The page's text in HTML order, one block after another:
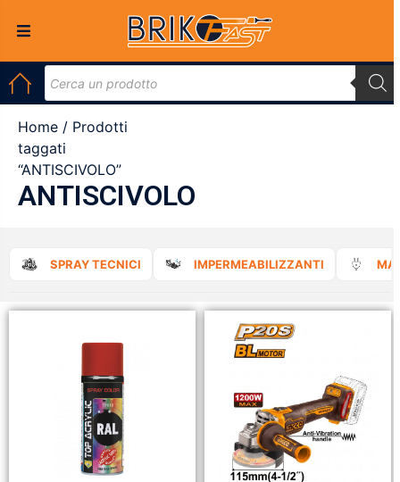
Home / Prodotti
taggati
“ANTISCIVOLO”
ANTISCIVOLO
SPRAY TECNICI IMPERMEABILIZZANTI